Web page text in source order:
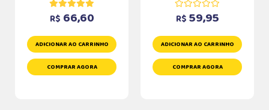
R$ 66,60
ADICIONAR AO CARRINHO
COMPRAR AGORA
R$ 59,95
ADICIONAR AO CARRINHO
COMPRAR AGORA